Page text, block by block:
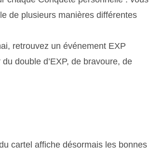
de plusieurs manières différentes
retrouvez un événement EXP
double d’EXP, de bravoure, de
cartel affiche désormais les bonnes